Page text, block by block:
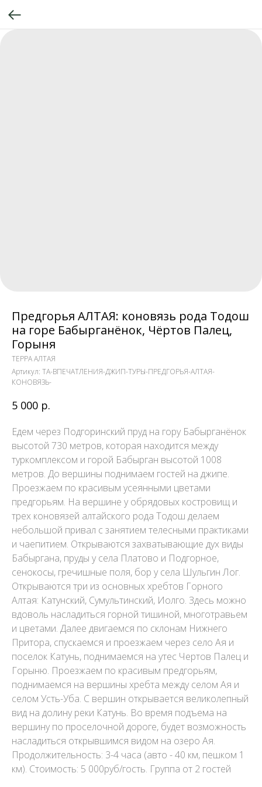
Предгорья АЛТАЯ: коновязь рода Тодош
на горе Бабырганёнок, Чёртов Палец,
Горыня
ТЕРРА АЛТАЯ
Артикул: TA-ВПЕЧАТЛЕНИЯ-ДЖИП-ТУРЫ-ПРЕДГОРЬЯ-АЛТАЯ-
КОНОВЯЗЬ-
5 000 р.
Едем через Подгоринский пруд на гору Бабырганёнок
высотой 730 метров, которая находится между
туркомплексом и горой Бабырган высотой 1008
метров. До вершины поднимаем гостей на джипе.
Проезжаем по красивым усеянными цветами
предгорьям. На вершине у обрядовых костровищ и
трех коновязей алтайского рода Тодош делаем
небольшой привал с занятием телесными практиками
и чаепитием. Открываются захватывающие дух виды
Бабыргана, пруды у села Платово и Подгорное,
сенокосы, гречишные поля, бор у села Шульгин Лог.
Открываются три из основных хребтов Горного
Алтая: Катунский, Сумультинский, Иолго. Здесь можно
вдоволь насладиться горной тишиной, многотравьем
и цветами. Далее двигаемся по склонам Нижнего
Притора, спускаемся и проезжаем через село Ая и
поселок Катунь, поднимаемся на утес Чертов Палец и
Горыню. Проезжаем по красивым предгорьям,
поднимаемся на вершины хребта между селом Ая и
селом Усть-Уба. С вершин открывается великолепный
вид на долину реки Катунь. Во время подъема на
вершину по проселочной дороге, будет возможность
насладиться открывшимся видом на озеро Ая.
Продолжительность: 3-4 часа (авто - 40 км, пешком 1
км). Стоимость: 5 000руб/гость. Группа от 2 гостей